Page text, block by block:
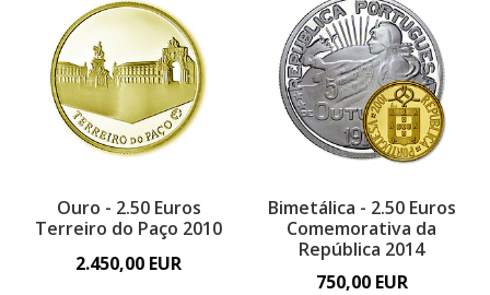
Ouro - 2.50 Euros
Terreiro do Paço 2010
2.450,00 EUR
Bimetálica - 2.50 Euros
Comemorativa da
República 2014
750,00 EUR